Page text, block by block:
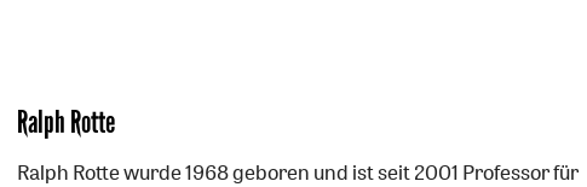
Ralph Rotte
Ralph Rotte wurde 1968 geboren und ist seit 2001 Professor für